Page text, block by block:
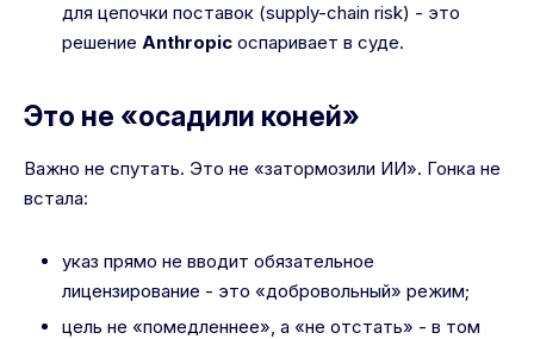
для цепочки поставок (supply-chain risk) - это
решение Anthropic оспаривает в суде.
Это не «осадили коней»
Важно не спутать. Это не «затормозили ИИ». Гонка не
встала:
указ прямо не вводит обязательное
лицензирование - это «добровольный» режим;
цель не «помедленнее», а «не отстать» - в том